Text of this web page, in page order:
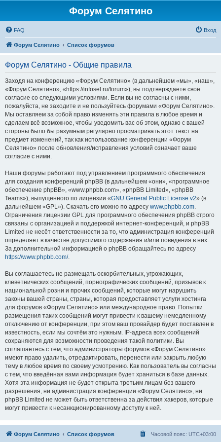
Форум Селятино
FAQ Вход
Форум Селятино Список форумов
Форум Селятино - Общие правила
Заходя на конференцию «Форум Селятино» (в дальнейшем «мы», «наш»,
«Форум Селятино», «https://infosel.ru/forum»), вы подтверждаете своё
согласие со следующими условиями. Если вы не согласны с ними,
пожалуйста, не заходите и не пользуйтесь форумами «Форум Селятино».
Мы оставляем за собой право изменять эти правила в любое время и
сделаем всё возможное, чтобы уведомить вас об этом, однако с вашей
стороны было бы разумным регулярно просматривать этот текст на
предмет изменений, так как использование конференции «Форум
Селятино» после обновления/исправления условий означает ваше
согласие с ними.
Наши форумы работают под управлением программного обеспечения
для создания конференций phpBB (в дальнейшем «они», «программное
обеспечение phpBB», «www.phpbb.com», «phpBB Limited», «phpBB
Teams»), выпущенного по лицензии «GNU General Public License v2» (в
дальнейшем «GPL»). Скачать его можно по адресу www.phpbb.com.
Ограничения лицензии GPL для программного обеспечения phpBB строго
связаны с организацией и поддержкой интернет-конференций, и phpBB
Limited не несёт ответственности за то, что администрация конференций
определяет в качестве допустимого содержания и/или поведения в них.
За дополнительной информацией о phpBB обращайтесь по адресу
https://www.phpbb.com/.
Вы соглашаетесь не размещать оскорбительных, угрожающих,
клеветнических сообщений, порнографических сообщений, призывов к
национальной розни и прочих сообщений, которые могут нарушить
законы вашей страны, страны, которая предоставляет услуги хостинга
для форумов «Форум Селятино» или международное право. Попытки
размещения таких сообщений могут привести к вашему немедленному
отключению от конференции, при этом ваш провайдер будет поставлен в
известность, если мы сочтём это нужным. IP-адреса всех сообщений
сохраняются для возможности проведения такой политики. Вы
соглашаетесь с тем, что администраторы форумов «Форум Селятино»
имеют право удалить, отредактировать, перенести или закрыть любую
тему в любое время по своему усмотрению. Как пользователь вы согласны
с тем, что введённая вами информация будет храниться в базе данных.
Хотя эта информация не будет открыта третьим лицам без вашего
разрешения, ни администрация конференции «Форум Селятино», ни
phpBB Limited не может быть ответственна за действия хакеров, которые
могут привести к несанкционированному доступу к ней.
Форум Селятино Список форумов Часовой пояс: UTC+03:00